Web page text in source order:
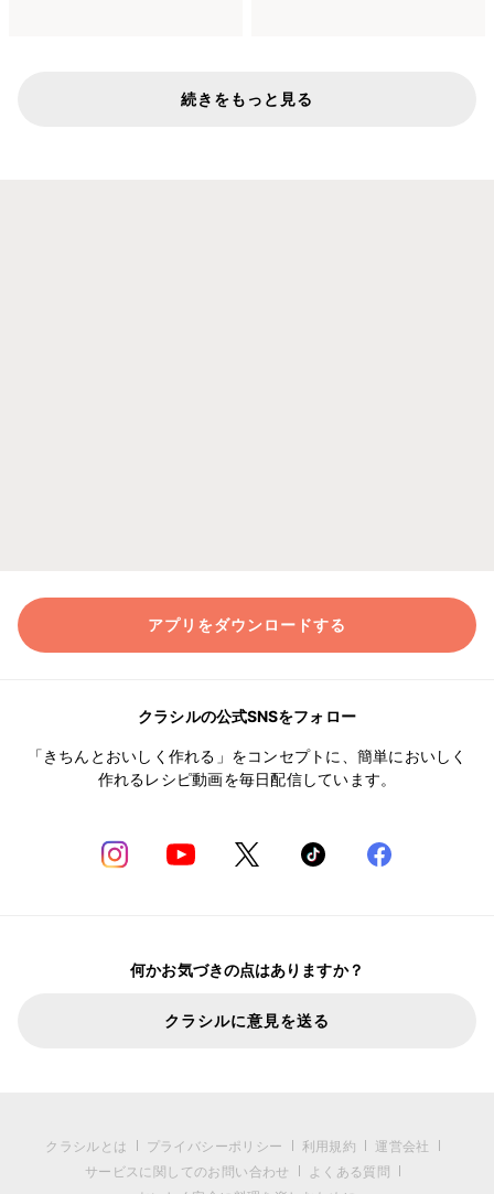
続きをもっと見る
アプリをダウンロードする
クラシルの公式SNSをフォロー
「きちんとおいしく作れる」をコンセプトに、簡単においしく
作れるレシピ動画を毎日配信しています。
何かお気づきの点はありますか？
クラシルに意見を送る
クラシルとは プライバシーポリシー 利用規約
運営会社
サービスに関してのお問い合わせ
よくある質問